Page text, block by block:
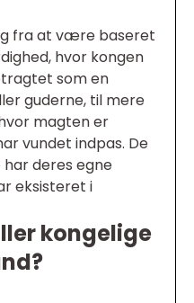
fra at være baseret
hvor kongen
som en
guderne, til mere
magten er
vundet indpas. De
deres egne
eksisteret i
kongelige